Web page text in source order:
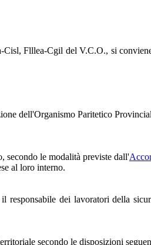
Flllea-Cgil del V.C.O., si
dell'Organismo Paritetico
secondo le modalità previste dall'
al loro interno.
dei lavoratori della
secondo le disposizioni